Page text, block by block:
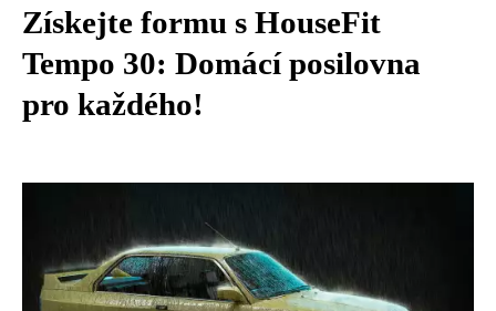
Získejte formu s HouseFit
Tempo 30: Domácí posilovna
pro každého!